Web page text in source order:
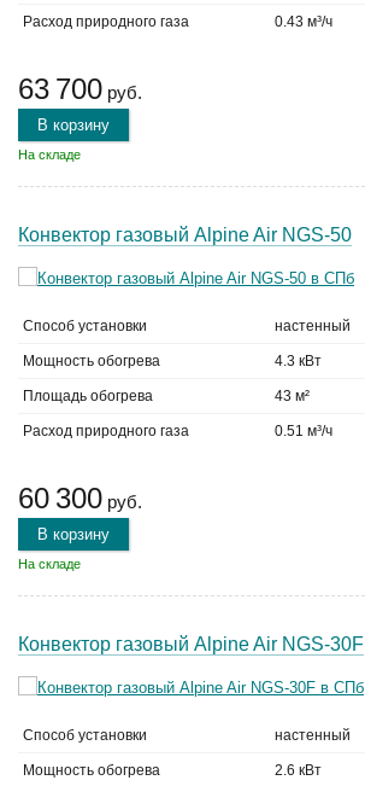
Расход природного газа 0.43 м³/ч
63 700 руб.
В корзину
На складе
Конвектор газовый Alpine Air NGS-50
Способ установки настенный
Мощность обогрева 4.3 кВт
Площадь обогрева 43 м²
Расход природного газа 0.51 м³/ч
60 300 руб.
В корзину
На складе
Конвектор газовый Alpine Air NGS-30F
Способ установки настенный
Мощность обогрева 2.6 кВт